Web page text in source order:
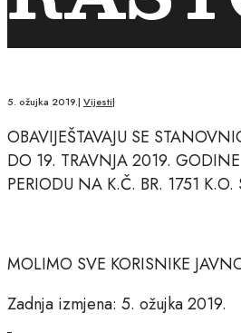
5. ožujka 2019.| Vijesti|
OBAVIJEŠTAVAJU SE
DO 19. TRAVNJA 2019.
PERIODU NA K.Č. BR. 1751
MOLIMO SVE KORISNIKE
Zadnja izmjena: 5. ožujka 2019.